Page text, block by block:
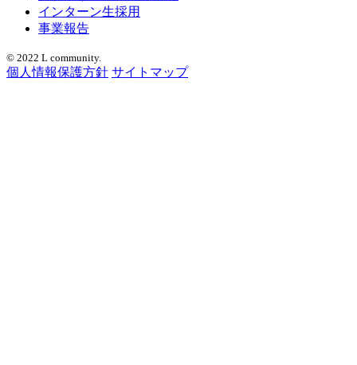
インターン生採用
事業報告
© 2022 L community.
個人情報保護方針 サイトマップ